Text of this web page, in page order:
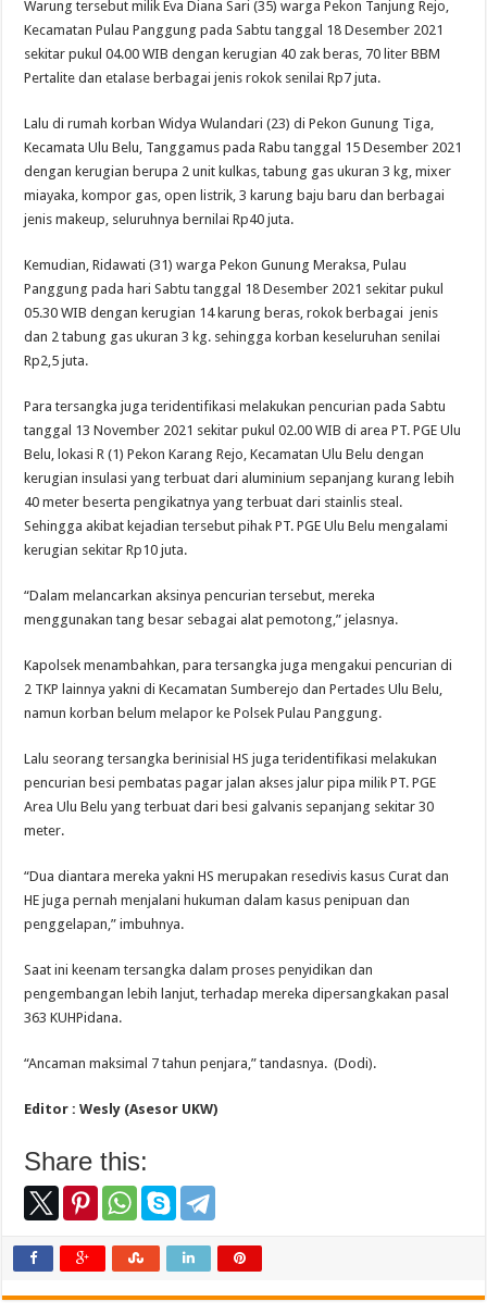
Warung tersebut milik Eva Diana Sari (35) warga Pekon Tanjung Rejo,
Kecamatan Pulau Panggung pada Sabtu tanggal 18 Desember 2021
sekitar pukul 04.00 WIB dengan kerugian 40 zak beras, 70 liter BBM
Pertalite dan etalase berbagai jenis rokok senilai Rp7 juta.
Lalu di rumah korban Widya Wulandari (23) di Pekon Gunung Tiga,
Kecamata Ulu Belu, Tanggamus pada Rabu tanggal 15 Desember 2021
dengan kerugian berupa 2 unit kulkas, tabung gas ukuran 3 kg, mixer
miayaka, kompor gas, open listrik, 3 karung baju baru dan berbagai
jenis makeup, seluruhnya bernilai Rp40 juta.
Kemudian, Ridawati (31) warga Pekon Gunung Meraksa, Pulau
Panggung pada hari Sabtu tanggal 18 Desember 2021 sekitar pukul
05.30 WIB dengan kerugian 14 karung beras, rokok berbagai jenis
dan 2 tabung gas ukuran 3 kg. sehingga korban keseluruhan senilai
Rp2,5 juta.
Para tersangka juga teridentifikasi melakukan pencurian pada Sabtu
tanggal 13 November 2021 sekitar pukul 02.00 WIB di area PT. PGE Ulu
Belu, lokasi R (1) Pekon Karang Rejo, Kecamatan Ulu Belu dengan
kerugian insulasi yang terbuat dari aluminium sepanjang kurang lebih
40 meter beserta pengikatnya yang terbuat dari stainlis steal.
Sehingga akibat kejadian tersebut pihak PT. PGE Ulu Belu mengalami
kerugian sekitar Rp10 juta.
“Dalam melancarkan aksinya pencurian tersebut, mereka
menggunakan tang besar sebagai alat pemotong,” jelasnya.
Kapolsek menambahkan, para tersangka juga mengakui pencurian di
2 TKP lainnya yakni di Kecamatan Sumberejo dan Pertades Ulu Belu,
namun korban belum melapor ke Polsek Pulau Panggung.
Lalu seorang tersangka berinisial HS juga teridentifikasi melakukan
pencurian besi pembatas pagar jalan akses jalur pipa milik PT. PGE
Area Ulu Belu yang terbuat dari besi galvanis sepanjang sekitar 30
meter.
“Dua diantara mereka yakni HS merupakan resedivis kasus Curat dan
HE juga pernah menjalani hukuman dalam kasus penipuan dan
penggelapan,” imbuhnya.
Saat ini keenam tersangka dalam proses penyidikan dan
pengembangan lebih lanjut, terhadap mereka dipersangkakan pasal
363 KUHPidana.
“Ancaman maksimal 7 tahun penjara,” tandasnya. (Dodi).
Editor : Wesly (Asesor UKW)
Share this: